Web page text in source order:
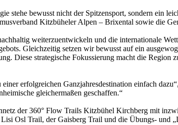
stehe bewusst nicht der Spitzensport, sondern ein
Kitzbüheler Alpen – Brixental sowie die
weiterzuentwickeln und die internationale
Gleichzeitig setzen wir bewusst auf ein
Diese strategische Fokussierung macht die
erfolgreichen Ganzjahresdestination einfach
gleichermaßen geschaffen.“
der 360° Flow Trails Kitzbühel Kirchberg mit
Osl Trail, der Gaisberg Trail und die Übungs-